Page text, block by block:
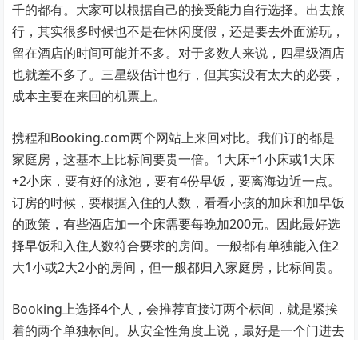
千的都有。大家可以根据自己的接受能力自行选择。出去旅
行，其实很多时候也不是在休闲度假，还是要去外面游玩，
留在酒店的时间可能并不多。对于多数人来说，四星级酒店
也就差不多了。三星级估计也行，但其实没有太大的必要，
成本主要在来回的机票上。
携程和Booking.com两个网站上来回对比。我们订的都是
家庭房，这基本上比标间要贵一倍。1大床+1小床或1大床
+2小床，要有好的泳池，要有4份早饭，要离海边近一点。
订房的时候，要根据入住的人数，看看小孩的加床和加早饭
的政策，有些酒店加一个床需要每晚加200元。因此最好选
择早饭和入住人数符合要求的房间。一般都有单独能入住2
大1小或2大2小的房间，但一般都归入家庭房，比标间贵。
Booking上选择4个人，会推荐直接订两个标间，就是紧挨
着的两个单独标间。从安全性角度上说，最好是一个门进去